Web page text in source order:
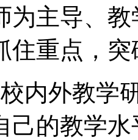
为主导、
住重点，
内外教学
己的教学